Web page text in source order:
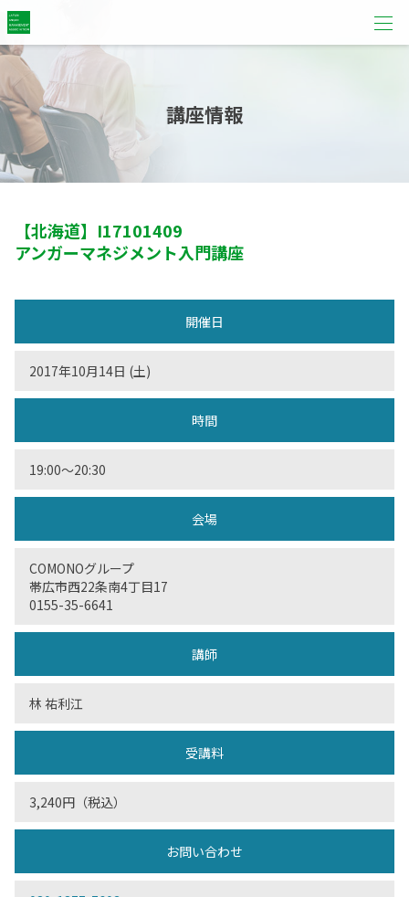
講座情報
【北海道】 I17101409
アンガーマネジメント入門講座
開催日
2017年10月14日 (土)
時間
19:00〜20:30
会場
COMONOグループ
帯広市西22条南4丁目17
0155-35-6641
講師
林 祐利江
受講料
3,240円（税込）
お問い合わせ